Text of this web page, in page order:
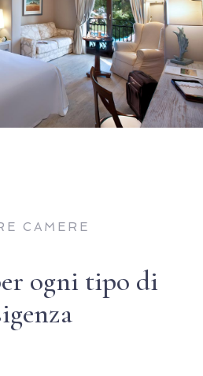
CAMERE
ogni tipo di